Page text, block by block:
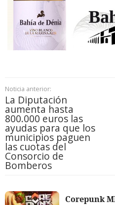
Noticia anterior:
La Diputación
aumenta hasta
800.000 euros las
ayudas para que los
municipios paguen
las cuotas del
Consorcio de
Bomberos
Corepunk